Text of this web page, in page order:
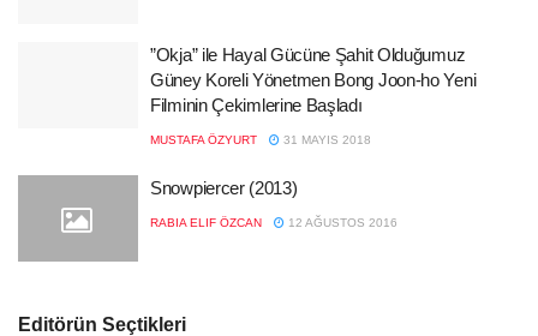
”Okja” ile Hayal Gücüne Şahit Olduğumuz
Güney Koreli Yönetmen Bong Joon-ho Yeni
Filminin Çekimlerine Başladı
MUSTAFA ÖZYURT 31 MAYIS 2018
Snowpiercer (2013)
RABIA ELIF ÖZCAN 12 AĞUSTOS 2016
Editörün Seçtikleri